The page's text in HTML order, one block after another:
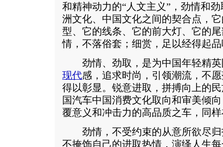
和精神动力的“人文主义”，劲情和
洲文化、中国文化之间的契合点，
型、它的线条、它的前大灯、它的
情，不落俗套；细赏，足以经得起
劲情、劲取，是为中国年轻精英
现代感，追求时尚，引领潮流，不
得以彰显。锐意进取，拼搏向上的
国汽车中国消费文化取向和审美倾
覆意义和冲击力的高品质之车，同
劲情，不受约束的从意所欲尽归
不掩饰自己的进取热情，演绎人生